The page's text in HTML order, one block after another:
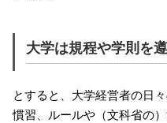
大学は規程や学則を
とすると、大学経営者の日
慣習、ルールや（文科省の